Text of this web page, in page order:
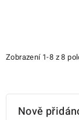
Zobrazení 1-8 z 8
Nově